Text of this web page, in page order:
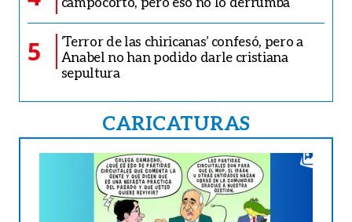
5
‘Terror de las chiricanas’ confesó, pero a
Anabel no han podido darle cristiana
sepultura
CARICATURAS